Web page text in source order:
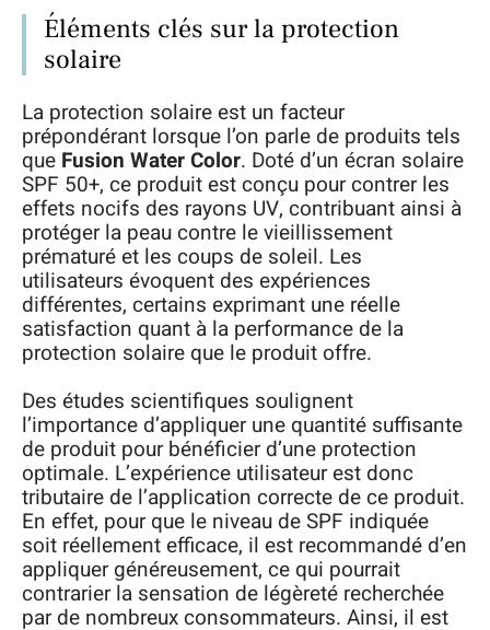
Éléments clés sur la protection
solaire
La protection solaire est un facteur
prépondérant lorsque l’on parle de produits tels
que Fusion Water Color. Doté d’un écran solaire
SPF 50+, ce produit est conçu pour contrer les
effets nocifs des rayons UV, contribuant ainsi à
protéger la peau contre le vieillissement
prématuré et les coups de soleil. Les
utilisateurs évoquent des expériences
différentes, certains exprimant une réelle
satisfaction quant à la performance de la
protection solaire que le produit offre.
Des études scientifiques soulignent
l’importance d’appliquer une quantité suffisante
de produit pour bénéficier d’une protection
optimale. L’expérience utilisateur est donc
tributaire de l’application correcte de ce produit.
En effet, pour que le niveau de SPF indiquée
soit réellement efficace, il est recommandé d’en
appliquer généreusement, ce qui pourrait
contrarier la sensation de légèreté recherchée
par de nombreux consommateurs. Ainsi, il est